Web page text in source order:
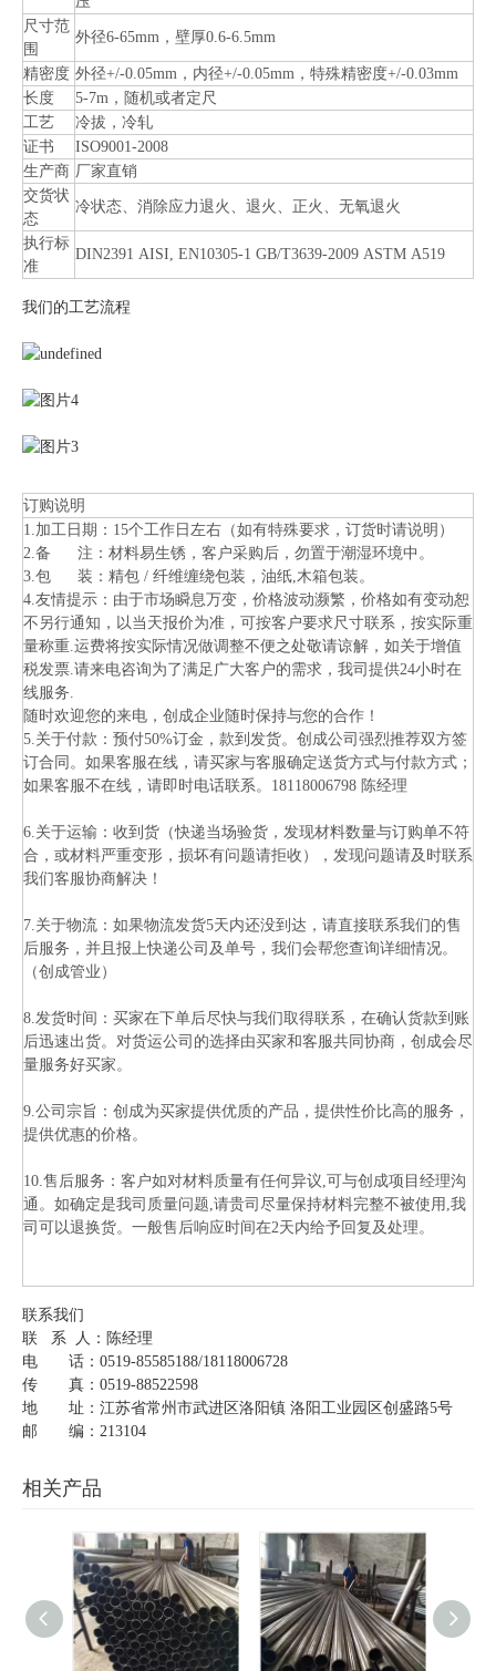
尺寸范
围
外径6-65mm，壁厚0.6-6.5mm
精密度 外径+/-0.05mm，内径+/-0.05mm，特殊精密度+/-0.03mm
长度
5-7m，随机或者定尺
工艺
冷拔，冷轧
证书
ISO9001-2008
生产商 厂家直销
交货状
态
冷状态、消除应力退火、退火、正火、无氧退火
执行标
准
DIN2391 AISI, EN10305-1 GB/T3639-2009 ASTM A519
我们的工艺流程
订购说明
1.加工日期：15个工作日左右（如有特殊要求，订货时请说明）
2.备 注：材料易生锈，客户采购后，勿置于潮湿环境中。
3.包 装：精包 / 纤维缠绕包装，油纸,木箱包装。
4.友情提示：由于市场瞬息万变，价格波动濒繁，价格如有变动恕
不另行通知，以当天报价为准，可按客户要求尺寸联系，按实际重
量称重.运费将按实际情况做调整不便之处敬请谅解，如关于增值
税发票.请来电咨询为了满足广大客户的需求，我司提供24小时在
线服务.
随时欢迎您的来电，创成企业随时保持与您的合作！
5.关于付款：预付50%订金，款到发货。创成公司强烈推荐双方签
订合同。如果客服在线，请买家与客服确定送货方式与付款方式；
如果客服不在线，请即时电话联系。18118006798 陈经理
6.关于运输：收到货（快递当场验货，发现材料数量与订购单不符
合，或材料严重变形，损坏有问题请拒收），发现问题请及时联系
我们客服协商解决！
7.关于物流：如果物流发货5天内还没到达，请直接联系我们的售
后服务，并且报上快递公司及单号，我们会帮您查询详细情况。
（创成管业）
8.发货时间：买家在下单后尽快与我们取得联系，在确认货款到账
后迅速出货。对货运公司的选择由买家和客服共同协商，创成会尽
量服务好买家。
9.公司宗旨：创成为买家提供优质的产品，提供性价比高的服务，
提供优惠的价格。
10.售后服务：客户如对材料质量有任何异议,可与创成项目经理沟
通。如确定是我司质量问题,请贵司尽量保持材料完整不被使用,我
司可以退换货。一般售后响应时间在2天内给予回复及处理。
联系我们
联 系 人：陈经理
电 话：0519-85585188/18118006728
传 真：0519-88522598
地 址：江苏省常州市武进区洛阳镇 洛阳工业园区创盛路5号
邮 编：213104
相关产品